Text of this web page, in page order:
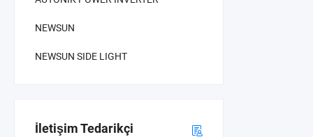
NEWSUN
NEWSUN SIDE LIGHT
İletişim Tedarikçi